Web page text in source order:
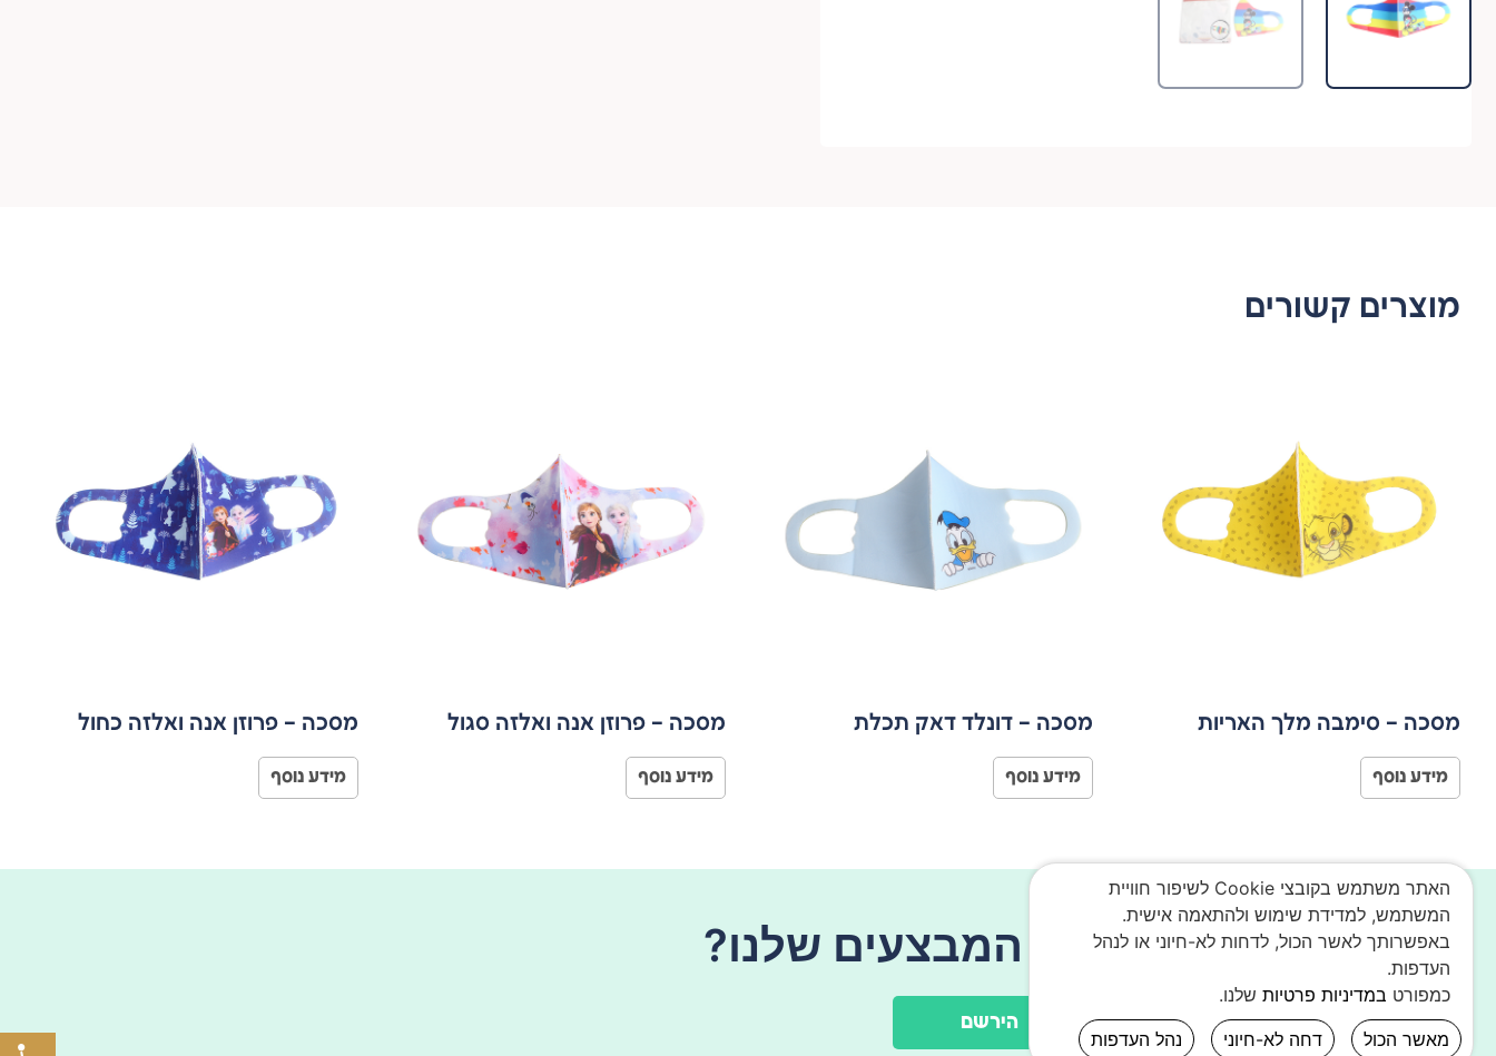
מוצרים קשורים
מסכה – סימבה מלך האריות
מידע נוסף
מסכה – דונלד דאק תכלת
מידע נוסף
מסכה – פרוזן אנה ואלזה סגול
מידע נוסף
מסכה – פרוזן אנה ואלזה כחול
מידע נוסף
רוצים להתעדכן על המבצעים שלנו?
הירשם
האתר משתמש בקובצי Cookie לשיפור חוויית
המשתמש, למדידת שימוש ולהתאמה אישית.
באפשרותך לאשר הכול, לדחות לא-חיוני או לנהל
העדפות.
כמפורט במדיניות פרטיות שלנו.
מאשר הכול
דחה לא-חיוני נהל העדפות